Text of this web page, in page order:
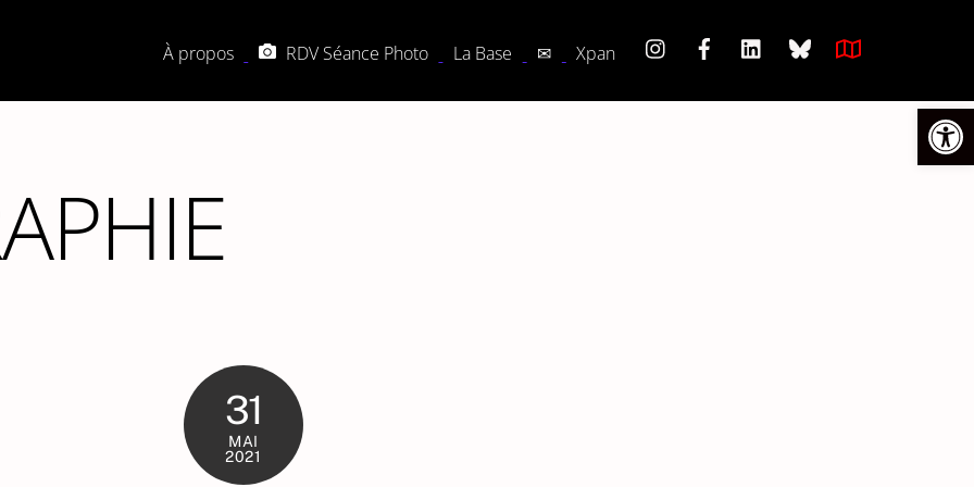
Ouvrir la barre d’outils
À propos RDV Séance Photo La Base ✉ Xpan
31
MAI
2021
To